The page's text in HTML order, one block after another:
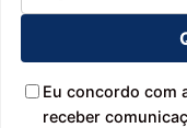
Eu concordo com
receber